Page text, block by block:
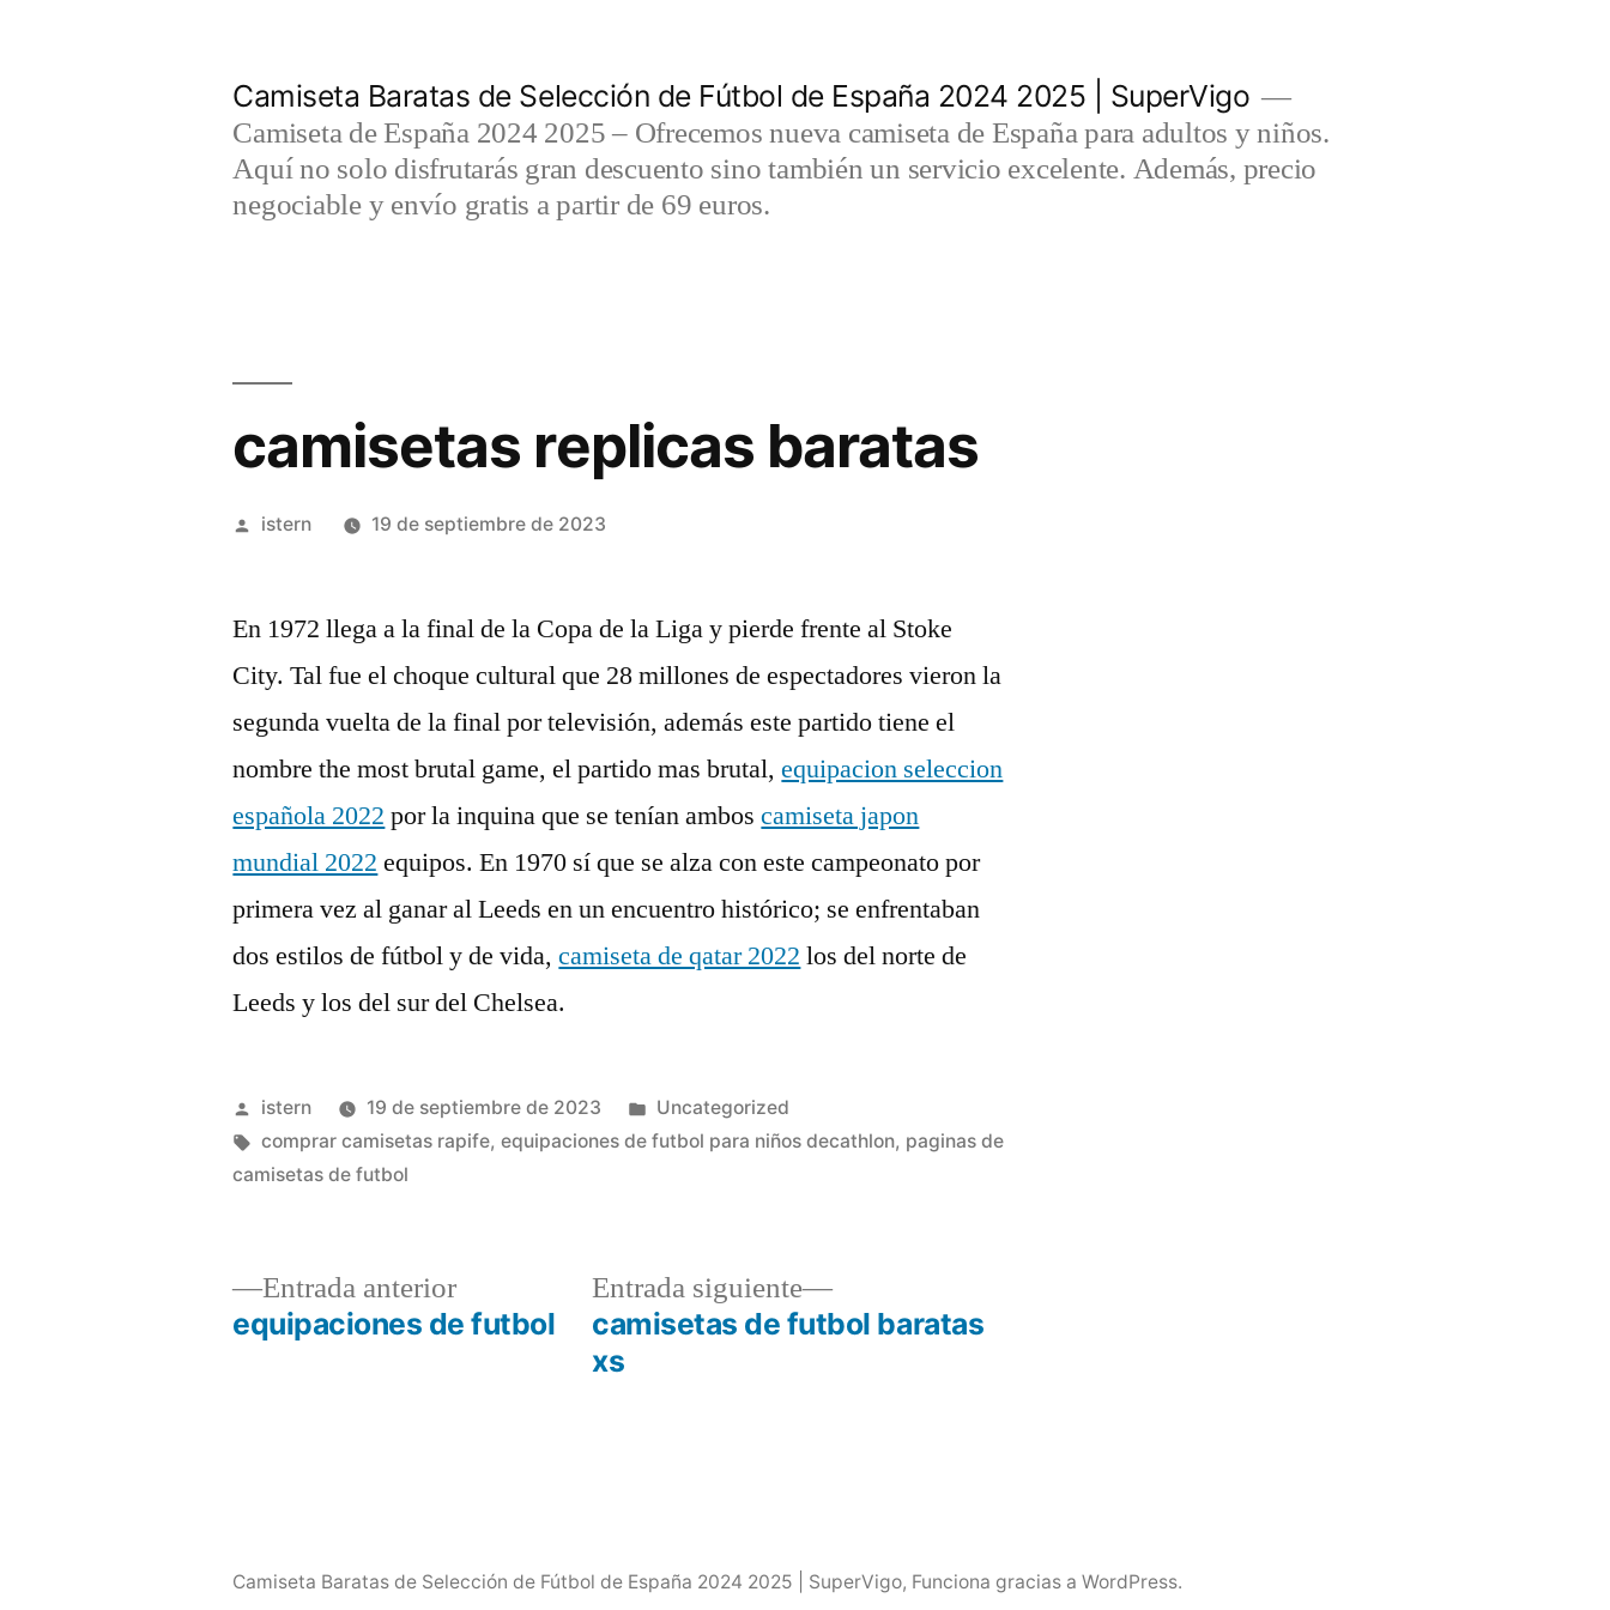
Camiseta Baratas de Selección de Fútbol de España 2024 2025 | SuperVigo
Camiseta de España 2024 2025 – Ofrecemos nueva camiseta de España para adultos y niños.
Aquí no solo disfrutarás gran descuento sino también un servicio excelente. Además, precio
negociable y envío gratis a partir de 69 euros.
camisetas replicas baratas
Publicado
istern 19 de septiembre de 2023
En 1972 llega a la final de la Copa de la Liga y pierde frente al Stoke
City. Tal fue el choque cultural que 28 millones de espectadores vieron la
segunda vuelta de la final por televisión, además este partido tiene el
nombre the most brutal game, el partido mas brutal,equipacion seleccion
española 2022 por la inquina que se tenían amboscamiseta japon
mundial 2022 equipos. En 1970 sí que se alza con este campeonato por
primera vez al ganar al Leeds en un encuentro histórico; se enfrentaban
dos estilos de fútbol y de vida,camiseta de qatar 2022 los del norte de
Leeds y los del sur del Chelsea.
Publicado
por
istern 19 de septiembre de 2023
Publicado
en
Uncategorized
Etiquetas:
comprar camisetas rapife,equipaciones de futbol para niños decathlon, paginas de
camisetas de futbol
Navegación
Entrada anteriorEntrada
anterior:
equipaciones de futbol
Entrada siguiente
Entrada
siguiente:
camisetas de futbol baratas
xs
Camiseta Baratas de Selección de Fútbol de España 2024 2025 | SuperVigo, Funciona gracias a WordPress.